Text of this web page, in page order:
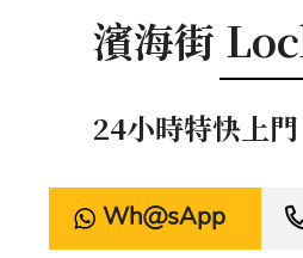
濱海街
24小時特快上
WhatsApp